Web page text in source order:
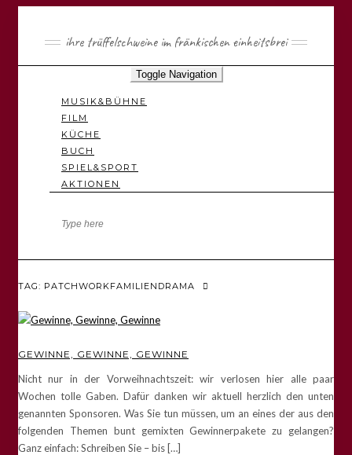
ihre trüffelschweine im fränkischen einheitsbrei
Toggle Navigation
MUSIK&BÜHNE
FILM
KÜCHE
BUCH
SPIEL&SPORT
AKTIONEN
TAG: PATCHWORKFAMILIENDRAMA
GEWINNE, GEWINNE, GEWINNE
Nicht nur in der Vorweihnachtszeit: wir verlosen hier alle paar
Wochen tolle Gaben. Dafür danken wir aktuell herzlich den unten
genannten Sponsoren. Was Sie tun müssen, um an eines der aus den
folgenden Themen bunt gemixten Gewinnerpakete zu gelangen?
Ganz einfach: Schreiben Sie – bis […]